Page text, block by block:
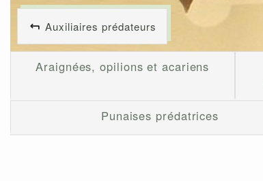
Auxiliaires prédateurs
Araignées, opilions et acariens
Punaises prédatrices